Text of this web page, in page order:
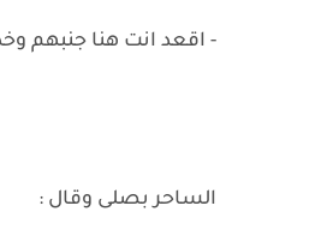
- اقعد انت هنا جنبهم
الساحر بصلى وقال :